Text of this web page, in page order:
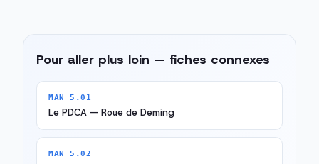
Pour aller plus loin — fiches connexes
MAN 5.01
Le PDCA — Roue de Deming
MAN 5.02